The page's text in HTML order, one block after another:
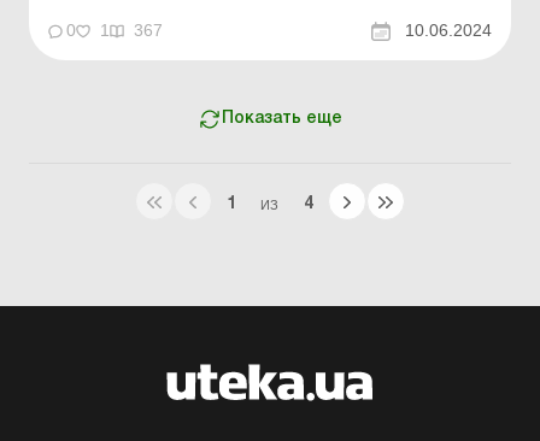
или в периоде фактического получения процентов на
счет? Особенно, если это различные отчетные
0 1 367 10.06.2024
Показать еще
1 ИЗ 4